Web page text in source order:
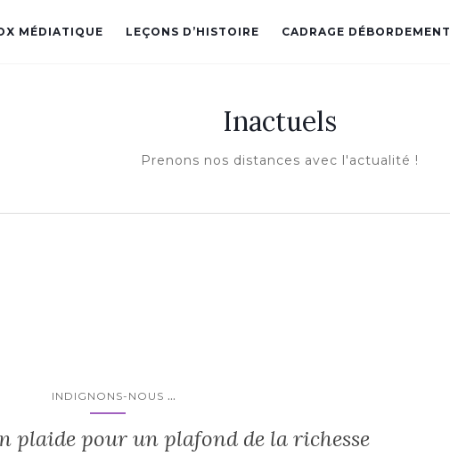
MÉDIATIQUE LEÇONS D’HISTOIRE CADRAGE DÉBORDEMENT
Inactuels
Prenons nos distances avec l'actualité !
INDIGNONS-NOUS ...
plaide pour un plafond de la richesse